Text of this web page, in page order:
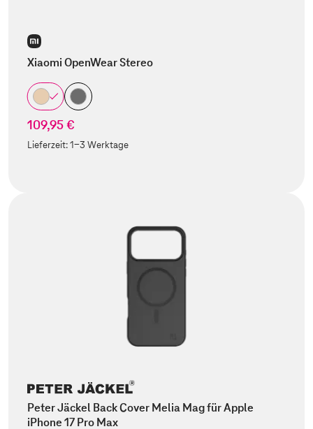
Xiaomi OpenWear Stereo
109,95 €
Lieferzeit:1-3 Werktage
Peter Jäckel Back Cover Melia Mag für Apple
iPhone 17 Pro Max